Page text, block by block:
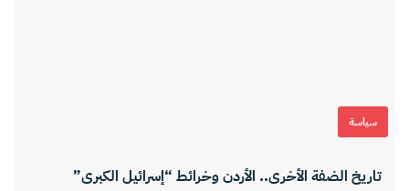
سياسة
تاريخ الضفة الأخرى.. الأردن وخرائط “إسرائيل الكبرى”